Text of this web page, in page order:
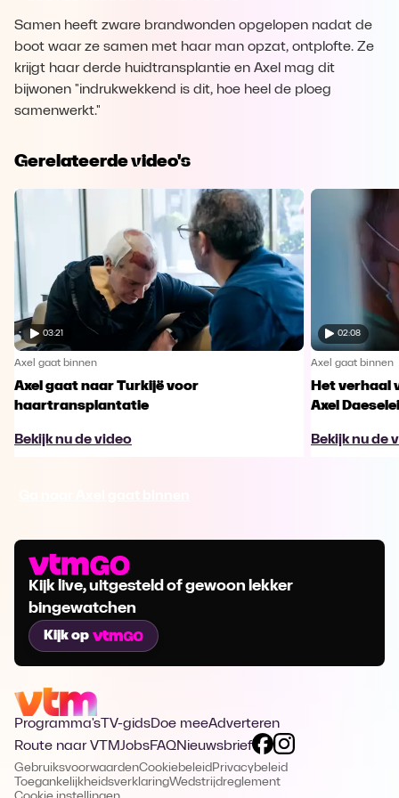
Samen heeft zware brandwonden opgelopen nadat de
boot waar ze samen met haar man opzat, ontplofte. Ze
krijgt haar derde huidtransplantie en Axel mag dit
bijwonen "indrukwekkend is dit, hoe heel de ploeg
samenwerkt."
Gerelateerde video's
03:21
Axel gaat binnen
Axel gaat naar Turkijë voor
haartransplantatie
Bekijk nu de video
02:08
Axel gaat binnen
Het verhaal
Axel
Bekijk nu de
Kijk live, uitgesteld of gewoon lekker
bingewatchen
Kijk op
Programma's TV-gidsDoe meeAdverteren
Route naar VTMJobsFAQNieuwsbrief
GebruiksvoorwaardenCookiebeleid Privacybeleid
ToegankelijkheidsverklaringWedstrijdreglement